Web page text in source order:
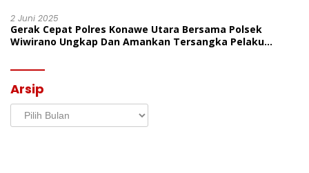
2 Juni 2025
Gerak Cepat Polres Konawe Utara Bersama Polsek
Wiwirano Ungkap Dan Amankan Tersangka Pelaku
Arsip
Arsip